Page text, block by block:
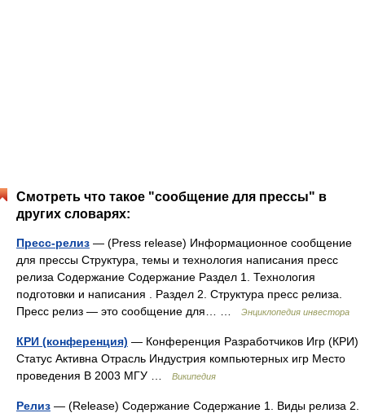
Смотреть что такое "сообщение для прессы" в
других словарях:
Пресс-релиз — (Press release) Информационное сообщение
для прессы Структура, темы и технология написания пресс
релиза Содержание Содержание Раздел 1. Технология
подготовки и написания . Раздел 2. Структура пресс релиза.
Пресс релиз — это сообщение для… …
Энциклопедия инвестора
КРИ (конференция) — Конференция Разработчиков Игр (КРИ)
Статус Активна Отрасль Индустрия компьютерных игр Место
проведения В 2003 МГУ …
Википедия
Релиз — (Release) Содержание Содержание 1. Виды релиза 2.